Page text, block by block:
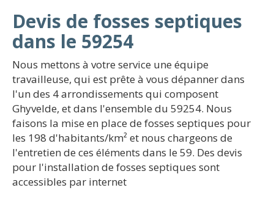
Devis de fosses septiques
dans le 59254
Nous mettons à votre service une équipe
travailleuse, qui est prête à vous dépanner dans
l'un des 4 arrondissements qui composent
Ghyvelde, et dans l'ensemble du 59254. Nous
faisons la mise en place de fosses septiques pour
les 198 d'habitants/km² et nous chargeons de
l'entretien de ces éléments dans le 59. Des devis
pour l'installation de fosses septiques sont
accessibles par internet